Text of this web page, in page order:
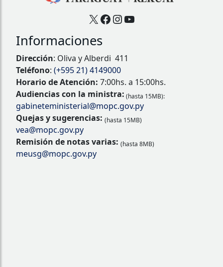
X Facebook
Instagram
YouTube
Informaciones
Dirección: Oliva y Alberdi 411
Teléfono: (+595 21) 4149000
Horario de Atención: 7:00hs. a 15:00hs.
Audiencias con la ministra: (hasta 15MB):
gabineteministerial@mopc.gov.py
Quejas y sugerencias: (hasta 15MB)
vea@mopc.gov.py
Remisión de notas varias: (hasta 8MB)
meusg@mopc.gov.py